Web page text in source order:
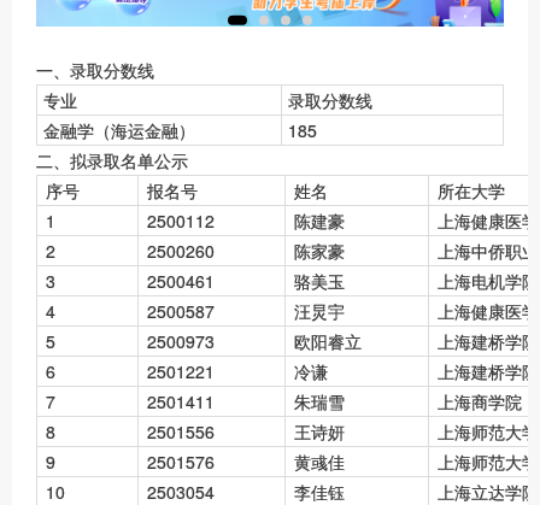
一、录取分数线
专业
录取分数线
金融学（海运金融）
185
二、拟录取名单公示
序号
报名号 姓名
所在大学
1
2500112 陈建豪
上海健康医
2
2500260 陈家豪
上海中侨职
3
2500461 骆美玉
上海电机学院
4
2500587 汪炅宇
上海健康医
5
2500973 欧阳睿立
上海建桥学院
6
2501221 冷谦
上海建桥学院
7
2501411 朱瑞雪
上海商学院
8
2501556 王诗妍
上海师范大
9
2501576 黄彧佳
上海师范大
10
2503054 李佳钰
上海立达学院